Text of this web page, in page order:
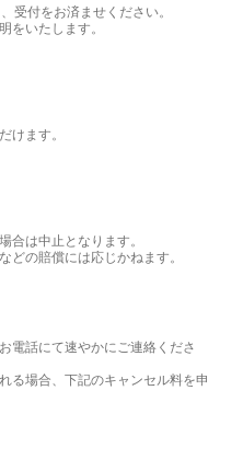
付をお済ませください。
いたします。
けます。
合は中止となります。
の賠償には応じかねます。
電話にて速やかにご連絡くださ
る場合、下記のキャンセル料を申